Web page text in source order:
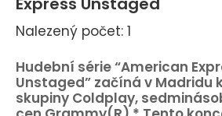
Nalezený počet: 1
Hudební série “American
Unstaged” začíná v Madridu
skupiny Coldplay,